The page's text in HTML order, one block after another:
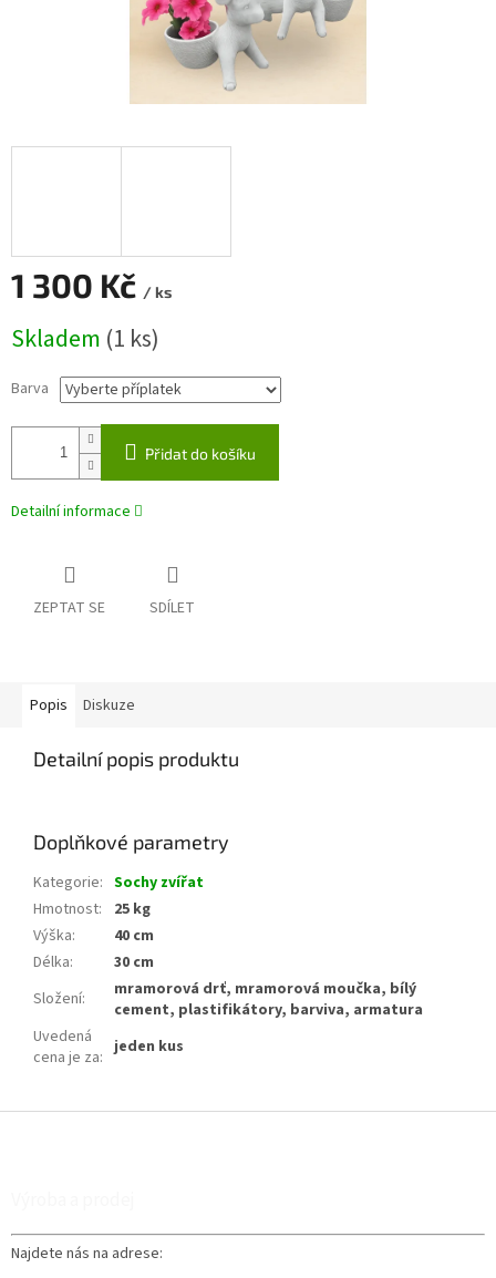
1 300 Kč / ks
cena:
Skladem (1 ks)
Barva
Přidat do košíku
Detailní informace
ZEPTAT SE SDÍLET
Popis Diskuze
Detailní popis produktu
Doplňkové parametry
Kategorie: Sochy zvířat
Hmotnost:
25 kg
Výška:
40 cm
Délka:
30 cm
Složení:
mramorová drť, mramorová moučka, bílý
cement, plastifikátory, barviva, armatura
Uvedená
cena je za: jeden kus
Najdete nás na adrese: